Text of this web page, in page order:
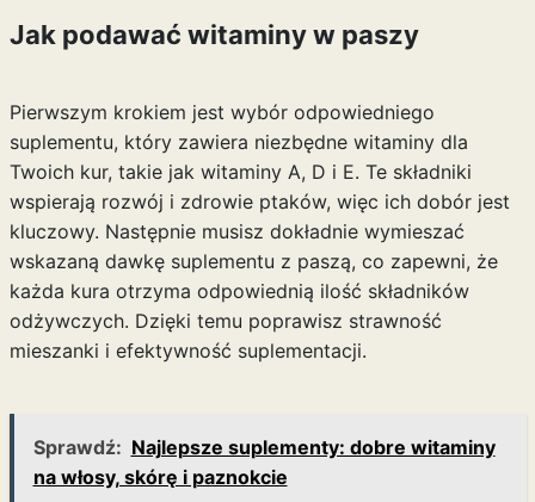
Jak podawać witaminy w paszy
Pierwszym krokiem jest wybór odpowiedniego
suplementu, który zawiera niezbędne witaminy dla
Twoich kur, takie jak witaminy A, D i E. Te składniki
wspierają rozwój i zdrowie ptaków, więc ich dobór jest
kluczowy. Następnie musisz dokładnie wymieszać
wskazaną dawkę suplementu z paszą, co zapewni, że
każda kura otrzyma odpowiednią ilość składników
odżywczych. Dzięki temu poprawisz strawność
mieszanki i efektywność suplementacji.
Sprawdź: Najlepsze suplementy: dobre witaminy
na włosy, skórę i paznokcie